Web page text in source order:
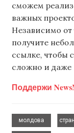
сможем
важных
Независимо от
получите
ссылке, чтобы
сложно и даже
Поддержи
молдова